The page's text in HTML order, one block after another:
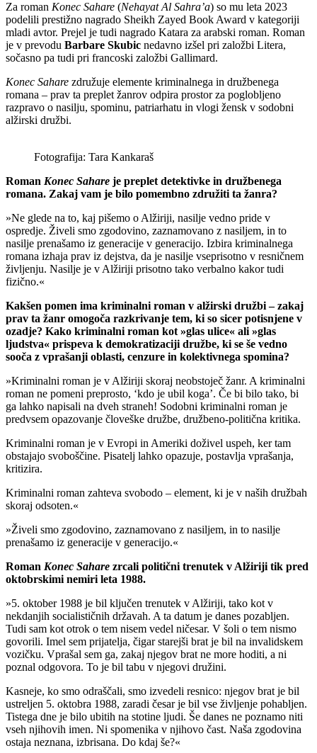
Za roman Konec Sahare (Nehayat Al Sahra’a) so mu leta 2023
podelili prestižno nagrado Sheikh Zayed Book Award v kategoriji
mladi avtor. Prejel je tudi nagrado Katara za arabski roman. Roman
je v prevodu Barbare Skubic nedavno izšel pri založbi Litera,
sočasno pa tudi pri francoski založbi Gallimard.
Konec Sahare združuje elemente kriminalnega in družbenega
romana – prav ta preplet žanrov odpira prostor za poglobljeno
razpravo o nasilju, spominu, patriarhatu in vlogi žensk v sodobni
alžirski družbi.
Fotografija: Tara Kankaraš
Roman Konec Sahare je preplet detektivke in družbenega
romana. Zakaj vam je bilo pomembno združiti ta žanra?
»Ne glede na to, kaj pišemo o Alžiriji, nasilje vedno pride v
ospredje. Živeli smo zgodovino, zaznamovano z nasiljem, in to
nasilje prenašamo iz generacije v generacijo. Izbira kriminalnega
romana izhaja prav iz dejstva, da je nasilje vseprisotno v resničnem
življenju. Nasilje je v Alžiriji prisotno tako verbalno kakor tudi
fizično.«
Kakšen pomen ima kriminalni roman v alžirski družbi – zakaj
prav ta žanr omogoča razkrivanje tem, ki so sicer potisnjene v
ozadje? Kako kriminalni roman kot »glas ulice« ali »glas
ljudstva« prispeva k demokratizaciji družbe, ki se še vedno
sooča z vprašanji oblasti, cenzure in kolektivnega spomina?
»Kriminalni roman je v Alžiriji skoraj neobstoječ žanr. A kriminalni
roman ne pomeni preprosto, ‘kdo je ubil koga’. Če bi bilo tako, bi
ga lahko napisali na dveh straneh! Sodobni kriminalni roman je
predvsem opazovanje človeške družbe, družbeno-politična kritika.
Kriminalni roman je v Evropi in Ameriki doživel uspeh, ker tam
obstajajo svoboščine. Pisatelj lahko opazuje, postavlja vprašanja,
kritizira.
Kriminalni roman zahteva svobodo – element, ki je v naših družbah
skoraj odsoten.«
»Živeli smo zgodovino, zaznamovano z nasiljem, in to nasilje
prenašamo iz generacije v generacijo.«
Roman Konec Sahare zrcali politični trenutek v Alžiriji tik pred
oktobrskimi nemiri leta 1988.
»5. oktober 1988 je bil ključen trenutek v Alžiriji, tako kot v
nekdanjih socialističnih državah. A ta datum je danes pozabljen.
Tudi sam kot otrok o tem nisem vedel ničesar. V šoli o tem nismo
govorili. Imel sem prijatelja, čigar starejši brat je bil na invalidskem
vozičku. Vprašal sem ga, zakaj njegov brat ne more hoditi, a ni
poznal odgovora. To je bil tabu v njegovi družini.
Kasneje, ko smo odraščali, smo izvedeli resnico: njegov brat je bil
ustreljen 5. oktobra 1988, zaradi česar je bil vse življenje pohabljen.
Tistega dne je bilo ubitih na stotine ljudi. Še danes ne poznamo niti
vseh njihovih imen. Ni spomenika v njihovo čast. Naša zgodovina
ostaja neznana, izbrisana. Do kdaj še?«